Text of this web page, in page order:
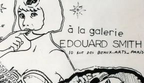
SERVICES
CATALOGUE RAISONNÉ
DÉDIÉS AUX GALERISTES
SON SITE ARTISTE